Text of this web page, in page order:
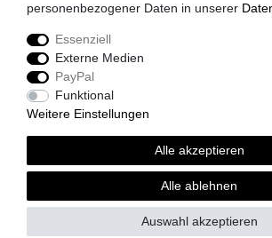
Paypal
Vorkasse
Kreditkarte
Versandpartner
GLS
personenbezogener Daten in unserer
Essenziell
Externe Medien
PayPal
Funktional
Weitere Einstellungen
Alle akzeptieren
Alle ablehnen
Auswahl akzeptieren